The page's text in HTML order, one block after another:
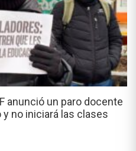
anunció un paro docente
no iniciará las clases